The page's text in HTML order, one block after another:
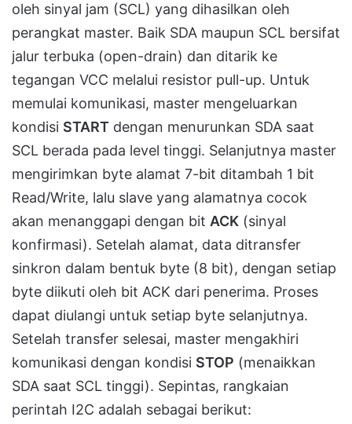
oleh sinyal jam (SCL) yang dihasilkan oleh
perangkat master. Baik SDA maupun SCL bersifat
jalur terbuka (open-drain) dan ditarik ke
tegangan VCC melalui resistor pull-up. Untuk
memulai komunikasi, master mengeluarkan
kondisi START dengan menurunkan SDA saat
SCL berada pada level tinggi. Selanjutnya master
mengirimkan byte alamat 7-bit ditambah 1 bit
Read/Write, lalu slave yang alamatnya cocok
akan menanggapi dengan bit ACK (sinyal
konfirmasi). Setelah alamat, data ditransfer
sinkron dalam bentuk byte (8 bit), dengan setiap
byte diikuti oleh bit ACK dari penerima. Proses
dapat diulangi untuk setiap byte selanjutnya.
Setelah transfer selesai, master mengakhiri
komunikasi dengan kondisi STOP (menaikkan
SDA saat SCL tinggi). Sepintas, rangkaian
perintah I2C adalah sebagai berikut: